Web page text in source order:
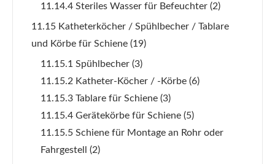
11.14.4 Steriles Wasser für Befeuchter (2)
11.15 Katheterköcher / Spühlbecher / Tablare
und Körbe für Schiene (19)
11.15.1 Spühlbecher (3)
11.15.2 Katheter-Köcher / -Körbe (6)
11.15.3 Tablare für Schiene (3)
11.15.4 Gerätekörbe für Schiene (5)
11.15.5 Schiene für Montage an Rohr oder
Fahrgestell
(2)